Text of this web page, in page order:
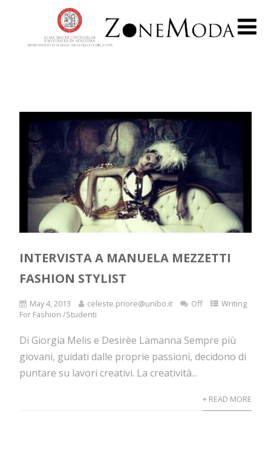
INTERVISTA A MANUELA MEZZETTI
FASHION STYLIST
May 4, 2013 celeste.priore@unibo.it Off
Writing
For Fashion /Studenti
Di Giorgia Melis e Desirèe Lamanna Sempre più
giovani, guidati dalle proprie passioni, decidono di
puntare su lavori creativi. La creatività...
+ READ MORE